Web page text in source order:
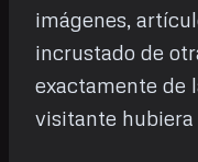
imágenes,
incrustado de
exactamente de
visitante hubiera